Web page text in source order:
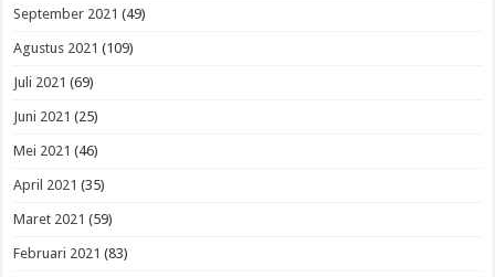
September 2021 (49)
Agustus 2021 (109)
Juli 2021 (69)
Juni 2021 (25)
Mei 2021 (46)
April 2021 (35)
Maret 2021 (59)
Februari 2021 (83)